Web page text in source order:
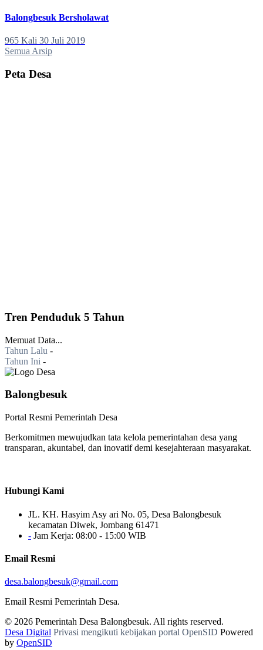
Balongbesuk Bersholawat
965 Kali 30 Juli 2019
Semua Arsip
Peta Desa
Tren Penduduk 5 Tahun
Memuat Data...
Tahun Lalu -
Tahun Ini -
Balongbesuk
Portal Resmi Pemerintah Desa
Berkomitmen mewujudkan tata kelola pemerintahan desa yang
transparan, akuntabel, dan inovatif demi kesejahteraan masyarakat.
Hubungi Kami
JL. KH. Hasyim Asy ari No. 05, Desa Balongbesuk
kecamatan Diwek, Jombang 61471
- Jam Kerja: 08:00 - 15:00 WIB
Email Resmi
desa.balongbesuk@gmail.com
Email Resmi Pemerintah Desa.
© 2026 Pemerintah Desa Balongbesuk. All rights reserved.
Desa Digital Privasi mengikuti kebijakan portal OpenSID Powered
by OpenSID